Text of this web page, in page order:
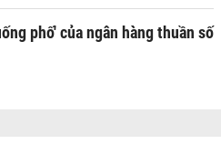
phố' của ngân hàng thuần số